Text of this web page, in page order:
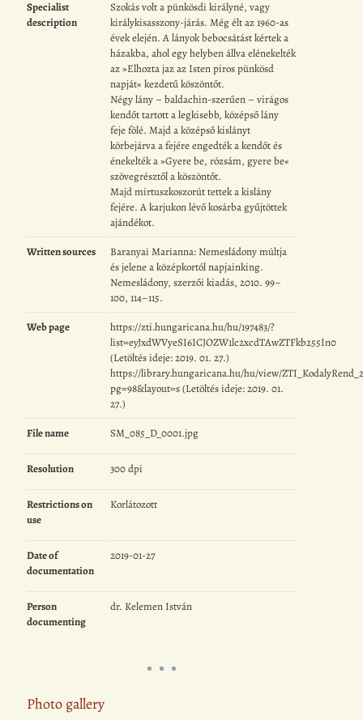
Specialist
description
Szokás volt a pünkösdi királyné, vagy
királykisasszony-járás. Még élt az 1960-as
évek elején. A lányok bebocsátást kértek a
házakba, ahol egy helyben állva elénekelték
az »Elhozta jaz az Isten piros pünkösd
napját« kezdetű köszöntőt.
Négy lány – baldachin-szerűen – virágos
kendőt tartott a legkisebb, középső lány
feje fölé. Majd a középső kislányt
körbejárva a fejére engedték a kendőt és
énekelték a »Gyere be, rózsám, gyere be«
szövegrésztől a köszöntőt.
Majd mirtuszkoszorút tettek a kislány
fejére. A karjukon lévő kosárba gyűjtöttek
ajándékot.
Written sources
Baranyai Marianna: Nemesládony múltja
és jelene a középkortól napjainking.
Nemesládony, szerzői kiadás, 2010. 99–
100, 114–115.
Web page
https://zti.hungaricana.hu/hu/197483/?
list=eyJxdWVyeSI6ICJOZW1lc2xcdTAwZTFkb255In0
(Letöltés ideje: 2019. 01. 27.)
https://library.hungaricana.hu/hu/view/
pg=98&layout=s (Letöltés ideje: 2019. 01.
27.)
File name SM_085_D_0001.jpg
Resolution 300 dpi
Restrictions on
use
Korlátozott
Date of
documentation
2019-01-27
Person
documenting
dr. Kelemen István
Photo gallery